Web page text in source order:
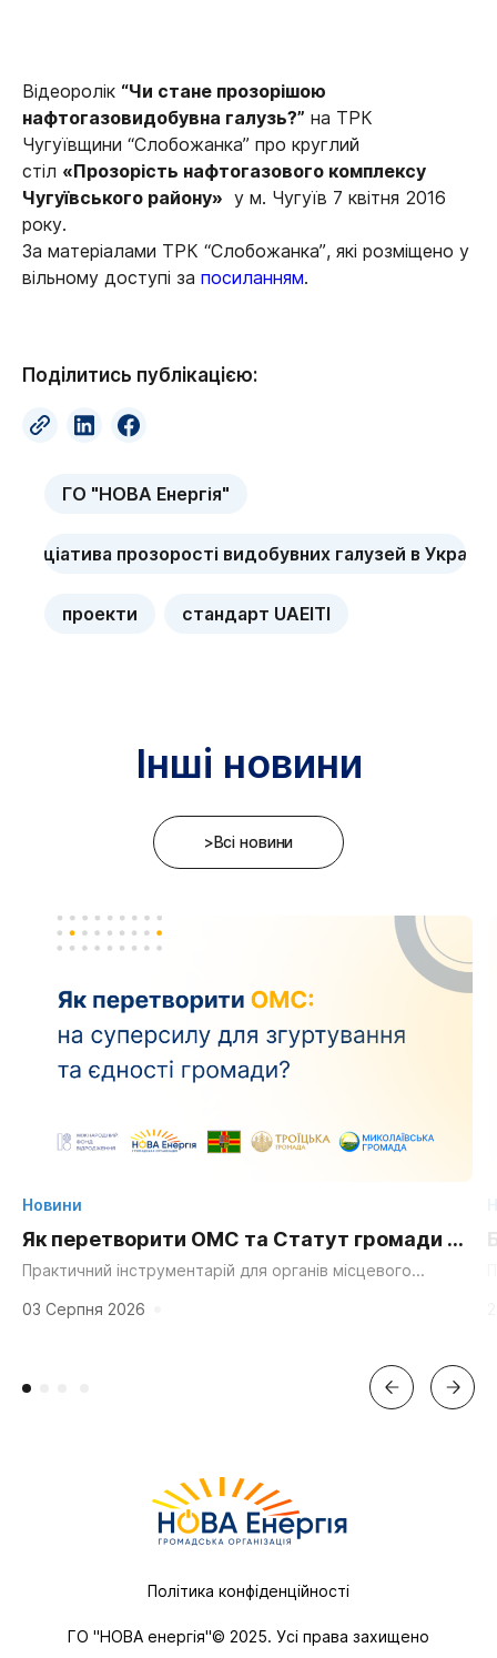
Відеоролік “Чи стане прозорішою
нафтогазовидобувна галузь?” на ТРК
Чугуївщини “Слобожанка” про круглий
стіл «Прозорість нафтогазового комплексу
Чугуївського району» у м. Чугуїв 7 квітня 2016
року.
За матеріалами ТРК “Слобожанка”, які розміщено у
вільному доступі за посиланням.
Поділитись публікацією:
ГО "НОВА Енергія"
ініціатива прозорості видобувних галузей в Україні
проекти стандарт UAEITI
Інші новини
>Всі новини
Новини
Як перетворити ОМС та Статут громади на
суперсилу для згуртування та єдності?
Практичний інструментарій для органів місцевого
мешканців. «Мальовнича природа», «працьовиті люди»,
«багата історія» та «вигідне...
03 Серпня 2026
ГО "НОВА енергія"© 2025. Усі права захищено
Політика конфіденційності